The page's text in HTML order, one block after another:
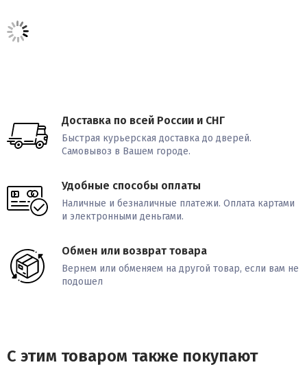
Доставка по всей России и СНГ
Быстрая курьерская доставка до дверей.
Самовывоз в Вашем городе.
Удобные способы оплаты
Наличные и безналичные платежи. Оплата картами
и электронными деньгами.
Обмен или возврат товара
Вернем или обменяем на другой товар, если вам не
подошел
С этим товаром также покупают